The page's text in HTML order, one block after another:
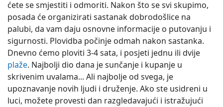
ćete se smjestiti i odmoriti. Nakon što se svi skupimo,
posada će organizirati sastanak dobrodošlice na
palubi, da vam daju osnovne informacije o putovanju i
sigurnosti. Plovidba počinje odmah nakon sastanka.
Dnevno ćemo ploviti 3-4 sata, i posjeti jednu ili dvije
plaže. Najbolji dio dana je sunčanje i kupanje u
skrivenim uvalama... Ali najbolje od svega, je
upoznavanje novih ljudi i druženje. Ako ste usidreni u
luci, možete provesti dan razgledavajući i istražujući